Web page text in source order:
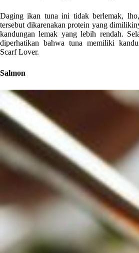
Daging ikan tuna ini tidak berlemak,
tersebut dikarenakan protein yang
kandungan lemak yang lebih rendah.
diperhatikan bahwa tuna memiliki
Scarf Lover.
Salmon